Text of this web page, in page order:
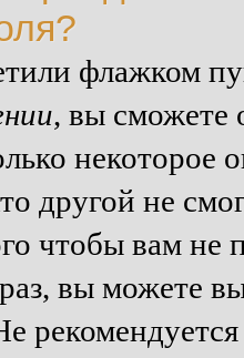
флажком
, вы сможете
некоторое
другой не
чтобы вам не
вы можете